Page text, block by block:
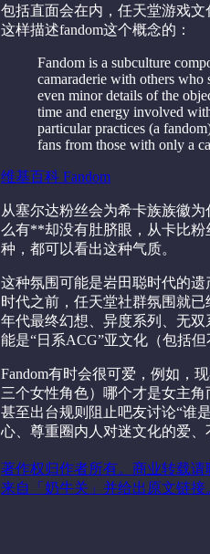
包括直面会在内，任天堂游戏文
这样描述fandom这个概念的：
Fandom is a subculture
camaraderie with others who
even minor details of the
time and energy involved
particular practices (a
fans from those with only a
维基百科 Fandom
从塞尔达粉丝会为希卡族族徽
么有**却没有肚脐眼，从卡比粉
种，都可以看出这种气质。
这种氛围可能是岩田聪时代的
时代之前，任天堂社群氛围就
年代最终幻想、异度系列、无
能是“日系ACG”亚文化（包括但
Fandom有时会很可爱，例如，
三个女性角色）哪个才是女主
甚至出台规则阻止吧友讨论“谁
心、尊重圈内人对迷文化的爱、
著作权归作者所有。商业转载
来自「奶牛关」并给出原文链接